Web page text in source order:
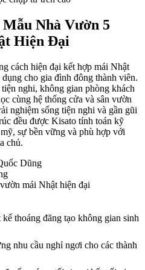
Nhà Vườn 5
Hiện Đại
cách hiện đại kết hợp mái Nhật
cho gia đình đông thành viên.
nghi, không gian phòng khách
cùng hệ thống cửa và sân vườn
nghiệm sống tiện nghi và gần gũi
đều được Kisato tính toán kỹ
sự bền vững và phù hợp với
chủ.
Dũng
mái Nhật hiện đại
thoáng đãng tạo không gian sinh
nhu cầu nghỉ ngơi cho các thành